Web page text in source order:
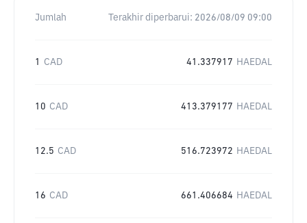
Jumlah Terakhir diperbarui: 2026/08/09 09:00
1 CAD 41.337917 HAEDAL
10 CAD 413.379177 HAEDAL
12.5 CAD 516.723972 HAEDAL
16 CAD 661.406684 HAEDAL